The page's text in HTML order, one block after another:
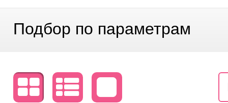
Подбор по параметрам